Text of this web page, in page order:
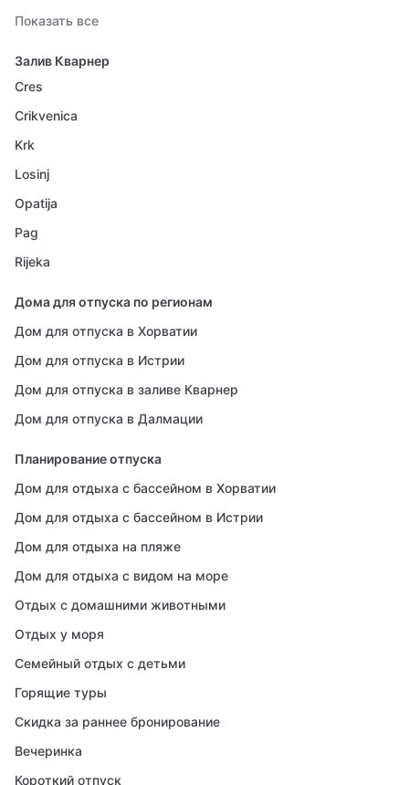
Показать все
Залив Кварнер
Cres
Crikvenica
Krk
Losinj
Opatija
Pag
Rijeka
Дома для отпуска по регионам
Дом для отпуска в Хорватии
Дом для отпуска в Истрии
Дом для отпуска в заливе Кварнер
Дом для отпуска в Далмации
Планирование отпуска
Дом для отдыха с бассейном в Хорватии
Дом для отдыха с бассейном в Истрии
Дом для отдыха на пляже
Дом для отдыха с видом на море
Отдых с домашними животными
Отдых у моря
Семейный отдых с детьми
Горящие туры
Скидка за раннее бронирование
Вечеринка
Короткий отпуск